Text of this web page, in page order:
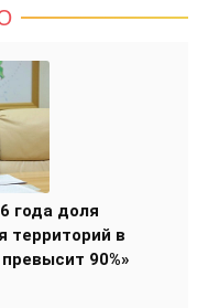
года доля
территорий в
90%»